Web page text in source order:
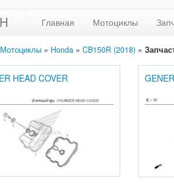
Главная Мотоциклы
Мотоциклы » Honda » CB150R (2018) »
HEAD COVER